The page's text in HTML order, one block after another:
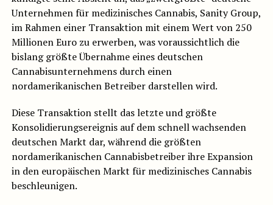
Unternehmen für medizinisches Cannabis, Sanity Group,
im Rahmen einer Transaktion mit einem Wert von 250
Millionen Euro zu erwerben, was voraussichtlich die
bislang größte Übernahme eines deutschen
Cannabisunternehmens durch einen
nordamerikanischen Betreiber darstellen wird.
Diese Transaktion stellt das letzte und größte
Konsolidierungsereignis auf dem schnell wachsenden
deutschen Markt dar, während die größten
nordamerikanischen Cannabisbetreiber ihre Expansion
in den europäischen Markt für medizinisches Cannabis
beschleunigen.